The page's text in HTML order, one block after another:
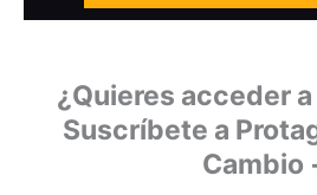
¿Quieres acceder
Suscríbete a
Cambio